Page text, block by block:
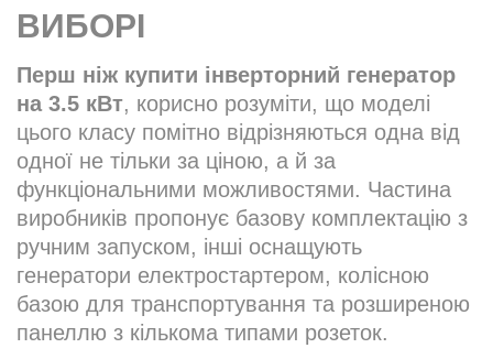
ВИБОРІ
Перш ніж купити інверторний генератор
на 3.5 кВт, корисно розуміти, що моделі
цього класу помітно відрізняються одна від
одної не тільки за ціною, а й за
функціональними можливостями. Частина
виробників пропонує базову комплектацію з
ручним запуском, інші оснащують
генератори електростартером, колісною
базою для транспортування та розширеною
панеллю з кількома типами розеток.